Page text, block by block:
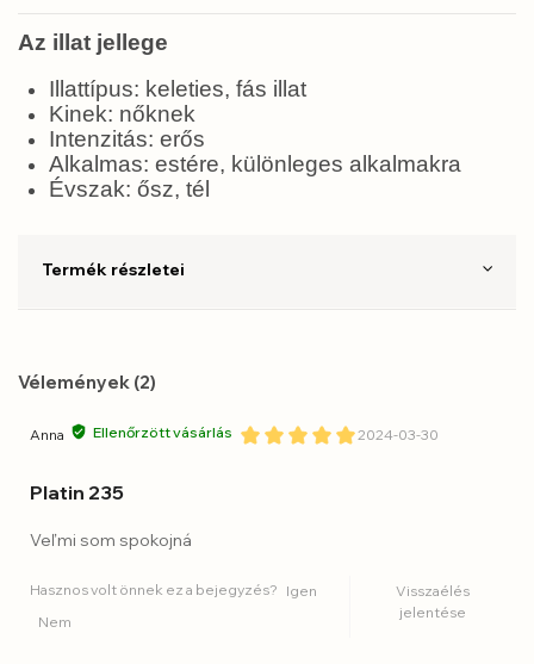
Az illat jellege
Illattípus: keleties, fás illat
Kinek: nőknek
Intenzitás: erős
Alkalmas: estére, különleges alkalmakra
Évszak: ősz, tél
Termék részletei
Vélemények (2)
Anna Ellenőrzött vásárlás 2024-03-30
Platin 235
Veľmi som spokojná
Hasznos volt önnek ez a bejegyzés? Igen
Nem
Visszaélés
jelentése